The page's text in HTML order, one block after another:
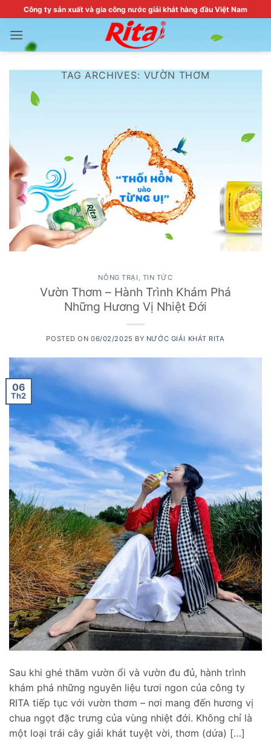
to
content
Công ty sản xuất và gia công nước giải khát hàng đầu Việt Nam
TAG ARCHIVES: VƯỜN THƠM
NÔNG TRẠI , TIN TỨC
Vườn Thơm – Hành Trình Khám Phá
Những Hương Vị Nhiệt Đới
POSTED ON06/02/2025 BY NƯỚC GIẢI KHÁT RITA
06
Th2
Sau khi ghé thăm vườn ổi và vườn đu đủ, hành trình
khám phá những nguyên liệu tươi ngon của công ty
RITA tiếp tục với vườn thơm – nơi mang đến hương vị
chua ngọt đặc trưng của vùng nhiệt đới. Không chỉ là
một loại trái cây giải khát tuyệt vời, thơm (dứa) […]